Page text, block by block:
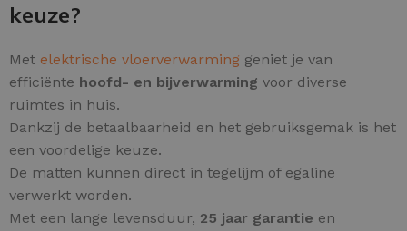
keuze?
Met elektrische vloerverwarming geniet je van
efficiënte hoofd- en bijverwarming voor diverse
ruimtes in huis.
Dankzij de betaalbaarheid en het gebruiksgemak is het
een voordelige keuze.
De matten kunnen direct in tegelijm of egaline
verwerkt worden.
Met een lange levensduur, 25 jaar garantie en